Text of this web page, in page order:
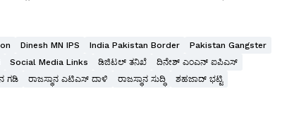
Dinesh MN IPS India Pakistan Border
Pakistan Gangster
Social Media Links ಡಿಜಿಟಲ್ ತನಿಖೆ
ದಿನೇಶ್ ಎಂಎನ್ ಐಪಿಎಸ್
ಗಡಿ ರಾಜಸ್ಥಾನ ಎಟಿಎಸ್ ದಾಳಿ ರಾಜಸ್ಥಾನ ಸುದ್ಧಿ
ಶಹಜಾದ್ ಭಟ್ಟಿ